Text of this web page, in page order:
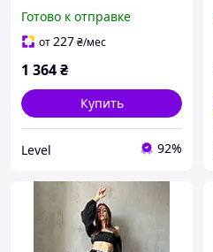
Готово к отправке
от227₴/мес
1 364₴
Купить
Level 92%